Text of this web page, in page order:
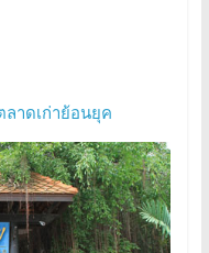
ลาดเก่าย้อนยุค